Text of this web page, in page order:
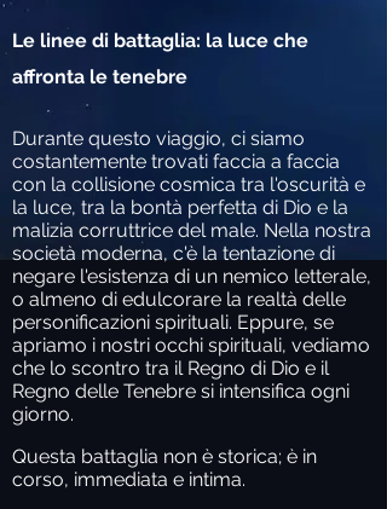
Le linee di battaglia: la luce che
affronta le tenebre
Durante questo viaggio, ci siamo
costantemente trovati faccia a faccia
con la collisione cosmica tra l'oscurità e
la luce, tra la bontà perfetta di Dio e la
malizia corruttrice del male. Nella nostra
società moderna, c'è la tentazione di
negare l'esistenza di un nemico letterale,
o almeno di edulcorare la realtà delle
personificazioni spirituali. Eppure, se
apriamo i nostri occhi spirituali, vediamo
che lo scontro tra il Regno di Dio e il
Regno delle Tenebre si intensifica ogni
giorno.
Questa battaglia non è storica; è in
corso, immediata e intima.